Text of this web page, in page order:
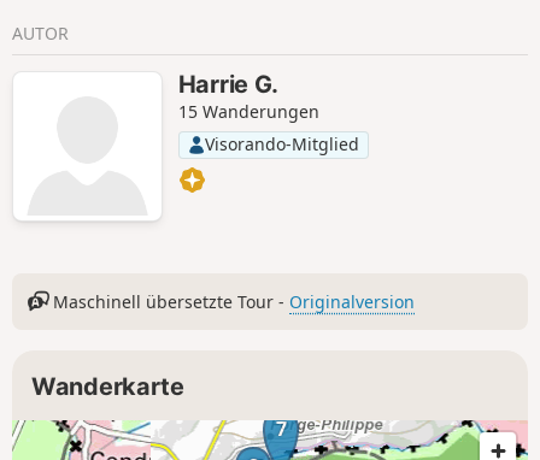
AUTOR
Harrie G.
15 Wanderungen
Visorando-Mitglied
Maschinell übersetzte Tour - Originalversion
Wanderkarte
7